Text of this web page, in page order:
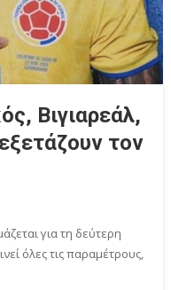
Βιγιαρεάλ,
τον
για τη δεύτερη
όλες τις παραμέτρους,